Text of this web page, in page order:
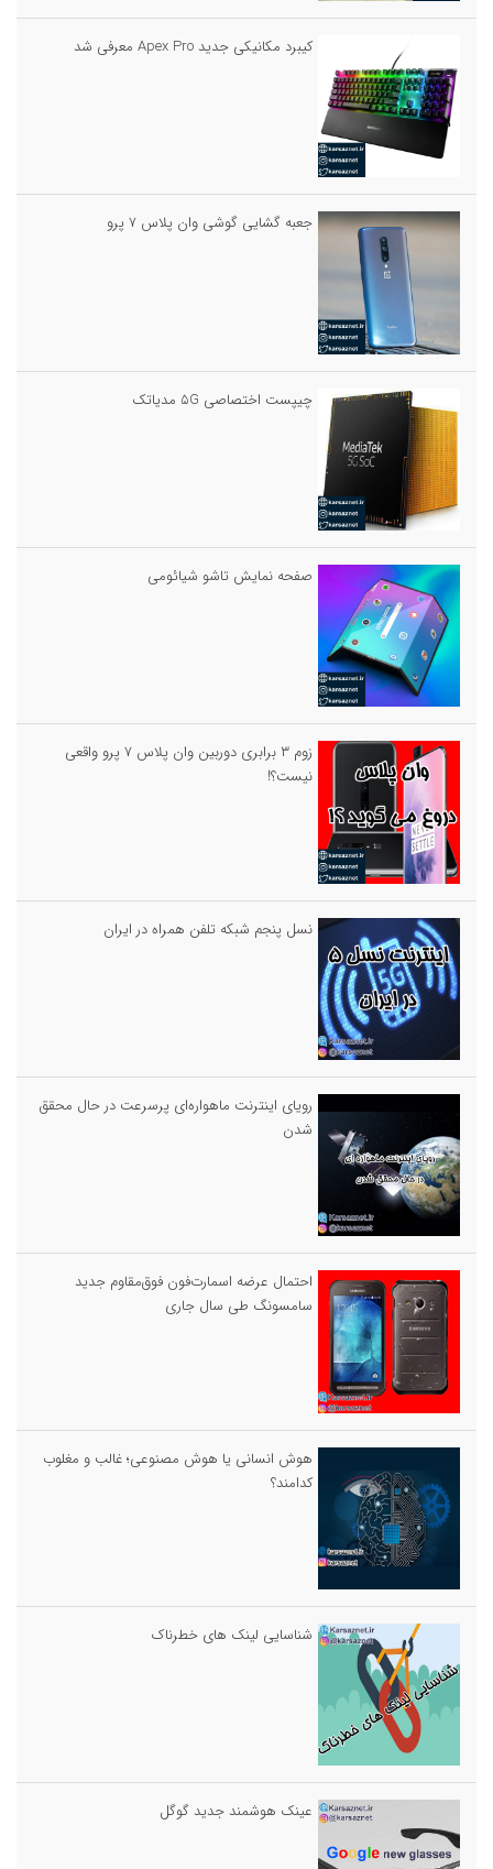
کیبرد مکانیکی جدید Apex Pro معرفی شد
جعبه گشایی گوشی وان پلاس ۷ پرو
چیپست اختصاصی ۵G مدیاتک
صفحه نمایش تاشو شیائومی
زوم ۳ برابری دوربین وان پلاس ۷ پرو واقعی
نیست؟!
نسل پنجم شبکه تلفن همراه در ایران
رویای اینترنت ماهواره‌ای پرسرعت در حال محقق
شدن
احتمال عرضه اسمارت‌فون فوق‌مقاوم جدید
سامسونگ طی سال جاری
هوش انسانی یا هوش مصنوعی؛ غالب و مغلوب
کدامند؟
شناسایی لینک های خطرناک
عینک هوشمند جدید گوگل